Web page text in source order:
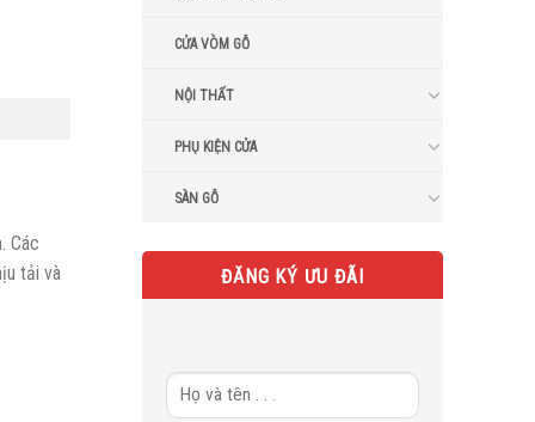
Các
tải và
CỬA VÒM GỖ
NỘI THẤT
PHỤ KIỆN CỬA
SÀN GỖ
ĐĂNG KÝ ƯU ĐÃI